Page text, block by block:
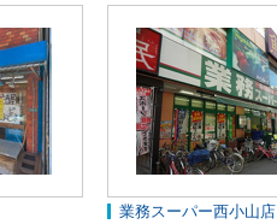
業務スーパー西小山店